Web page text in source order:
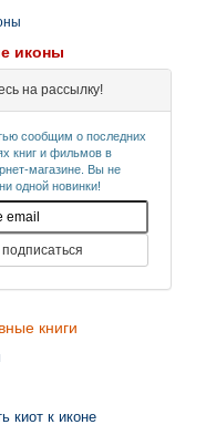
иконы
на рассылку!
сообщим о последних
книг и фильмов в
магазине. Вы не
одной новинки!
книги
киот к иконе